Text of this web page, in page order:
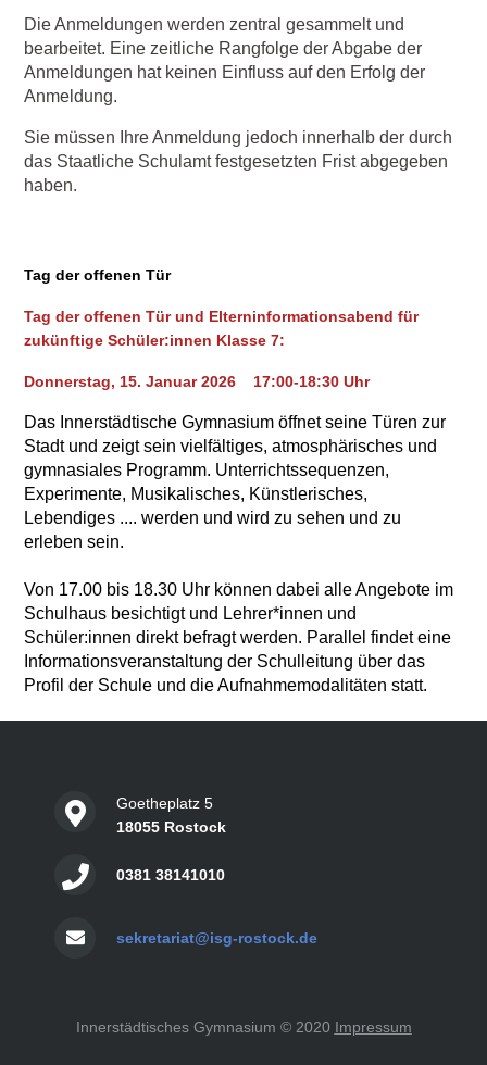
Die Anmeldungen werden zentral gesammelt und
bearbeitet. Eine zeitliche Rangfolge der Abgabe der
Anmeldungen hat keinen Einfluss auf den Erfolg der
Anmeldung.
Sie müssen Ihre Anmeldung jedoch innerhalb der durch
das Staatliche Schulamt festgesetzten Frist abgegeben
haben.
Tag der offenen Tür
Tag der offenen Tür und Elterninformationsabend für
zukünftige Schüler:innen Klasse 7:
Donnerstag, 15. Januar 2026 17:00-18:30 Uhr
Das Innerstädtische Gymnasium öffnet seine Türen zur
Stadt und zeigt sein vielfältiges, atmosphärisches und
gymnasiales Programm. Unterrichtssequenzen,
Experimente, Musikalisches, Künstlerisches,
Lebendiges .... werden und wird zu sehen und zu
erleben sein.
Von 17.00 bis 18.30 Uhr können dabei alle Angebote im
Schulhaus besichtigt und Lehrer*innen und
Schüler:innen direkt befragt werden. Parallel findet eine
Informationsveranstaltung der Schulleitung über das
Profil der Schule und die Aufnahmemodalitäten statt.
Goetheplatz 5
18055 Rostock
0381 38141010
sekretariat@isg-rostock.de
Innerstädtisches Gymnasium © 2020 Impressum